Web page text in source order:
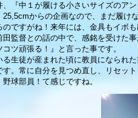
、『中１が履ける小さいサイズのア
25,5cmからの企画なので、まだ履け
のですがね！来年には、金具もイボも
田監督との話の中で、感銘を受けた
ツ頑張る！』と言った事です。
る生徒が産まれた頃に教員になられ
す。常に自分を見つめ直し、リセッ
球部員！て感じですね。